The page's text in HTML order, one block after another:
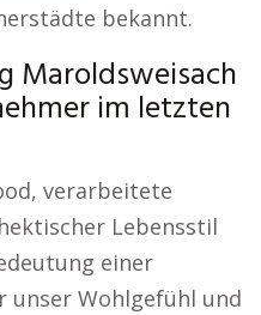
bekannt.
Maroldsweisach
im letzten
verarbeitete
Lebensstil
einer
unser Wohlgefühl und